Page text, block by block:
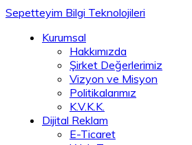
Sepetteyim Bilgi Teknolojileri
Kurumsal
Hakkımızda
Şirket Değerlerimiz
Vizyon ve Misyon
Politikalarımız
K.V.K.K.
Dijital Reklam
E-Ticaret